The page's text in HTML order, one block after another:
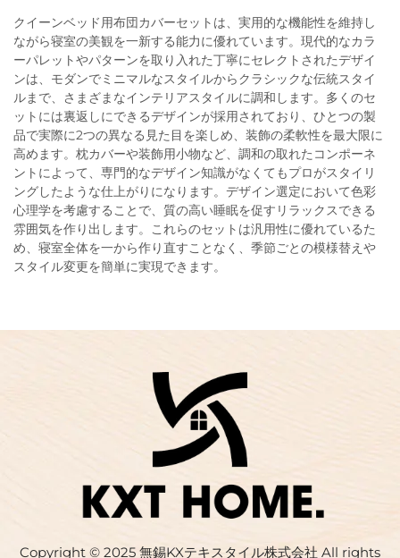
クイーンベッド用布団カバーセットは、実用的な機能性を維持し
ながら寝室の美観を一新する能力に優れています。現代的なカラ
ーパレットやパターンを取り入れた丁寧にセレクトされたデザイ
ンは、モダンでミニマルなスタイルからクラシックな伝統スタイ
ルまで、さまざまなインテリアスタイルに調和します。多くのセ
ットには裏返しにできるデザインが採用されており、ひとつの製
品で実際に2つの異なる見た目を楽しめ、装飾の柔軟性を最大限に
高めます。枕カバーや装飾用小物など、調和の取れたコンポーネ
ントによって、専門的なデザイン知識がなくてもプロがスタイリ
ングしたような仕上がりになります。デザイン選定において色彩
心理学を考慮することで、質の高い睡眠を促すリラックスできる
雰囲気を作り出します。これらのセットは汎用性に優れているた
め、寝室全体を一から作り直すことなく、季節ごとの模様替えや
スタイル変更を簡単に実現できます。
Copyright © 2025 無錫KXテキスタイル株式会社 All rights